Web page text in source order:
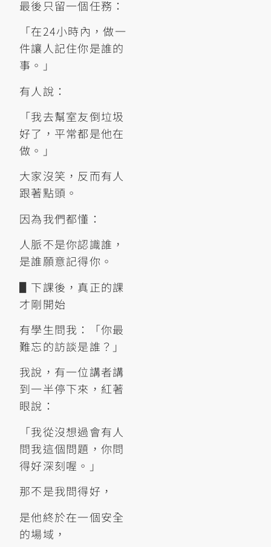
最後只留一個任務：
「在24小時內，做一
件讓人記住你是誰的
事。」
有人說：
「我去幫室友倒垃圾
好了，平常都是他在
做。」
大家沒笑，反而有人
跟著點頭。
因為我們都懂：
人脈不是你認識誰，
是誰願意記得你。
▋下課後，真正的課
才剛開始
有學生問我：「你最
難忘的訪談是誰？」
我說，有一位講者講
到一半停下來，紅著
眼說：
「我從沒想過會有人
問我這個問題，你問
得好深刻喔。」
那不是我問得好，
是他終於在一個安全
的場域，